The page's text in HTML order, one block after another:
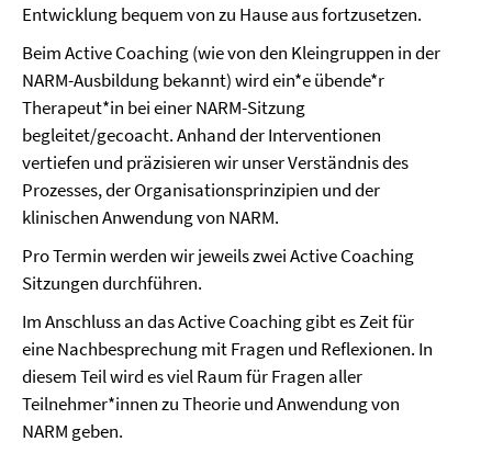
Entwicklung bequem von zu Hause aus fortzusetzen.
Beim Active Coaching (wie von den Kleingruppen in der
NARM-Ausbildung bekannt) wird ein*e übende*r
Therapeut*in bei einer NARM-Sitzung
begleitet/gecoacht. Anhand der Interventionen
vertiefen und präzisieren wir unser Verständnis des
Prozesses, der Organisationsprinzipien und der
klinischen Anwendung von NARM.
Pro Termin werden wir jeweils zwei Active Coaching
Sitzungen durchführen.
Im Anschluss an das Active Coaching gibt es Zeit für
eine Nachbesprechung mit Fragen und Reflexionen. In
diesem Teil wird es viel Raum für Fragen aller
Teilnehmer*innen zu Theorie und Anwendung von
NARM geben.